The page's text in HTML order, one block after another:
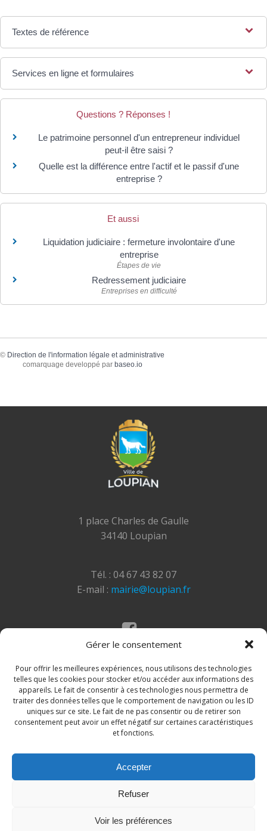
Gérer le consentement
Pour offrir les meilleures expériences, nous utilisons des technologies
telles que les cookies pour stocker et/ou accéder aux informations des
appareils. Le fait de consentir à ces technologies nous permettra de
traiter des données telles que le comportement de navigation ou les ID
uniques sur ce site. Le fait de ne pas consentir ou de retirer son
consentement peut avoir un effet négatif sur certaines caractéristiques
et fonctions.
Accepter
Refuser
Voir les préférences
Textes de référence
Services en ligne et formulaires
Questions ? Réponses !
Le patrimoine personnel d'un entrepreneur individuel
peut-il être saisi ?
Quelle est la différence entre l'actif et le passif d'une
entreprise ?
Et aussi
Liquidation judiciaire : fermeture involontaire d'une
entreprise
Étapes de vie
Redressement judiciaire
Entreprises en difficulté
© Direction de l'information légale et administrative
comarquage developpé par baseo.io
1 place Charles de Gaulle
34140 Loupian
Tél. : 04 67 43 82 07
E-mail : mairie@loupian.fr
© 2026 Site de la commune de Loupian. Un service
proposé parComm'un Site